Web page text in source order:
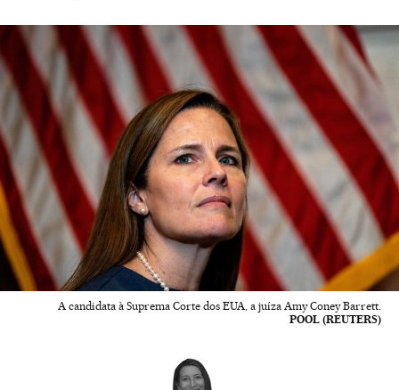
A candidata à Suprema Corte dos EUA, a juíza Amy Coney Barrett.
POOL (REUTERS)